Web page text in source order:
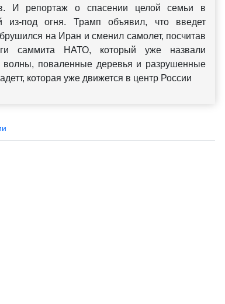
И репортаж о спасении целой семьи в
из-под огня. Трамп объявил, что введет
на Иран и сменил самолет, посчитав
саммита НАТО, который уже назвали
волны, поваленные деревья и разрушенные
которая уже движется в центр России